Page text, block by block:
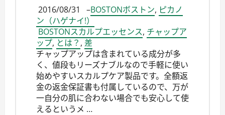
2016/08/31 –BOSTONボストン, ピカノ
ン（ハゲナイ!）
BOSTONスカルプエッセンス, チャップア
ップ, とは？ , 差
チャップアップは含まれている成分が多
く、値段もリーズナブルなので手軽に使い
始めやすいスカルプケア製品です。全額返
金の返金保証書も付属しているので、万が
一自分の肌に合わない場合でも安心して使
えるというメ …